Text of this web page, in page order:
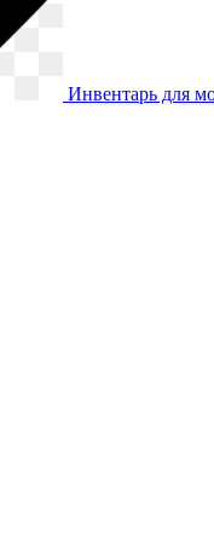
Инвентарь для